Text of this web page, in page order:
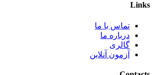
Links
تماس با ما
درباره ما
گالری
آزمون آنلاین